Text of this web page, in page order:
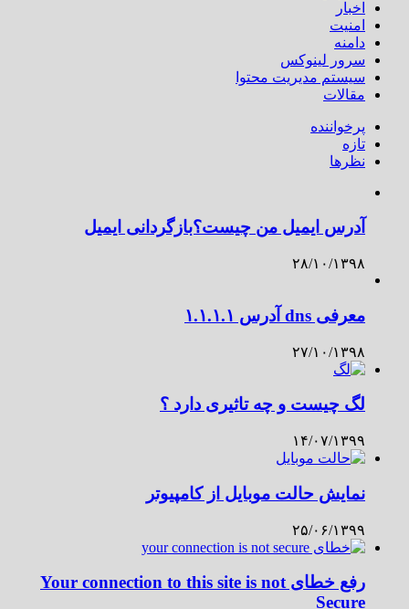
اخبار
امنیت
دامنه
سرور لینوکس
سیستم مدیریت محتوا
مقالات
پرخواننده
تازه
نظرها
آدرس ایمیل من چیست؟بازگردانی ایمیل
۲۸/۱۰/۱۳۹۸
معرفی dns آدرس ۱.۱.۱.۱
۲۷/۱۰/۱۳۹۸
لگ چیست و چه تاثیری دارد ؟
۱۴/۰۷/۱۳۹۹
نمایش حالت موبایل از کامپیوتر
۲۵/۰۶/۱۳۹۹
رفع خطای Your connection to this site is not
Secure